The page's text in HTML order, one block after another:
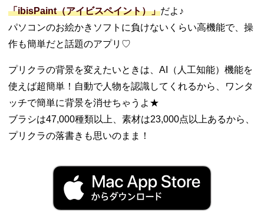
まま投稿で
きるコラ画
像がもらえ
06. プリクラの背
景を可愛くする
ポイント
入ってる素
材を活用
書き
− スタンプ
でデコる
− 写真を背
「ibisPaint（アイビスペイント）」だよ♪
パソコンのお絵かきソフトに負けないくらい高機能で、操
作も簡単だと話題のアプリ♡
プリクラの背景を変えたいときは、AI（人工知能）機能を
使えば超簡単！自動で人物を認識してくれるから、ワンタ
ッチで簡単に背景を消せちゃうよ★
ブラシは47,000種類以上、素材は23,000点以上あるから、
プリクラの落書きも思いのまま！